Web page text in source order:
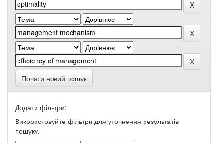
Почати новий пошук
Додати фільтри:
Використовуйте фільтри для уточнення результатів
пошуку.